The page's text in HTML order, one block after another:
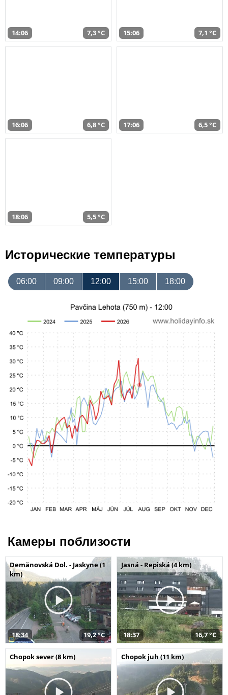
14:06 7,3 °C 15:06 7,1 °C
16:06 6,8 °C 17:06 6,5 °C
18:06 5,5 °C
Исторические температуры
06:00 09:00 12:00 15:00 18:00
Камеры поблизости
Demänovská Dol. - Jaskyne (1
km)
18:34 19,2 °C
Jasná - Repiská (4 km)
18:37 16,7 °C
Chopok sever (8 km) Chopok juh (11 km)